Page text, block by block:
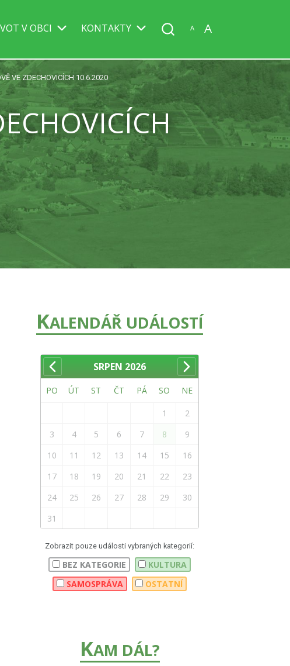
V OBCI KONTAKTY A A
VE ZDECHOVICÍCH 10.6.2020
KALENDÁŘ UDÁLOSTÍ
SRPEN 2026
PO ÚT ST ČT PÁ SO NE
1
2
3
4 5 6 7 8
9
10
11 12 13 14 15
16
17
18 19 20 21 22
23
24
25 26 27 28 29
30
31
Zobrazit pouze události vybraných kategorií:
BEZ KATEGORIE
KULTURA
SAMOSPRÁVA
OSTATNÍ
KAM DÁL?